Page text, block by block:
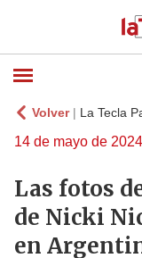
Volver| La Tecla
14 de mayo de 2024
Las fotos
de Nicki
en